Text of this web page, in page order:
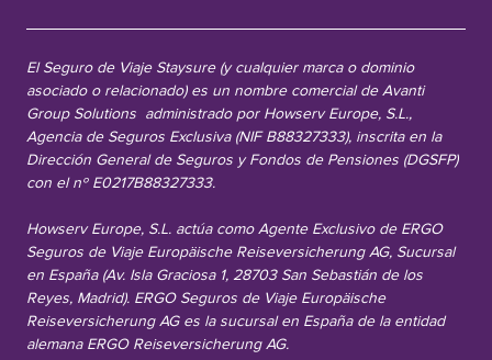
El Seguro de Viaje Staysure (y cualquier marca o dominio
asociado o relacionado) es un nombre comercial de Avanti
Group Solutions administrado por Howserv Europe, S.L.,
Agencia de Seguros Exclusiva (NIF B88327333), inscrita en la
Dirección General de Seguros y Fondos de Pensiones (DGSFP)
con el nº E0217B88327333.
Howserv Europe, S.L. actúa como Agente Exclusivo de ERGO
Seguros de Viaje Europäische Reiseversicherung AG, Sucursal
en España (Av. Isla Graciosa 1, 28703 San Sebastián de los
Reyes, Madrid). ERGO Seguros de Viaje Europäische
Reiseversicherung AG es la sucursal en España de la entidad
alemana ERGO Reiseversicherung AG.